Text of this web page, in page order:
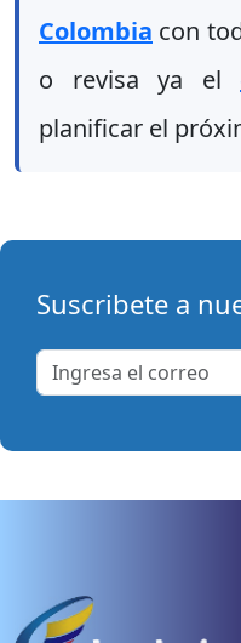
Colombia con
o revisa ya el
planificar el
Suscribete a